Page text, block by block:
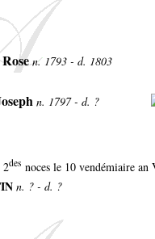
n. 1793 - d. 1803
n. 1797 - d. ?
2des noces le 10 vendémiaire
n. ? - d. ?